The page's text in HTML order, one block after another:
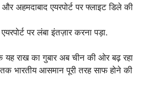
और अहमदाबाद एयरपोर्ट पर फ्लाइट डिले की
एयरपोर्ट पर लंबा इंतज़ार करना पड़ा.
यह राख का गुबार अब चीन की ओर बढ़ रहा
भारतीय आसमान पूरी तरह साफ होने की